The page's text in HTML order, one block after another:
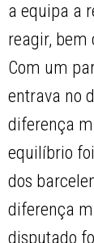
a equipa a
reagir, bem
Com um
entrava no
diferença
equilíbrio
dos
diferença
disputado